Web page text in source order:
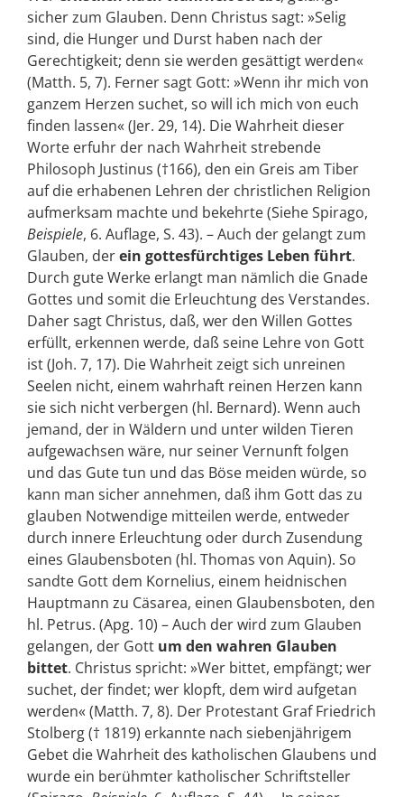
sicher zum Glauben. Denn Christus sagt: »Selig
sind, die Hunger und Durst haben nach der
Gerechtigkeit; denn sie werden gesättigt werden«
(Matth. 5, 7). Ferner sagt Gott: »Wenn ihr mich von
ganzem Herzen suchet, so will ich mich von euch
finden lassen« (Jer. 29, 14). Die Wahrheit dieser
Worte erfuhr der nach Wahrheit strebende
Philosoph Justinus (†166), den ein Greis am Tiber
auf die erhabenen Lehren der christlichen Religion
aufmerksam machte und bekehrte (Siehe Spirago,
Beispiele, 6. Auflage, S. 43). – Auch der gelangt zum
Glauben, derein gottesfürchtiges Leben führt.
Durch gute Werke erlangt man nämlich die Gnade
Gottes und somit die Erleuchtung des Verstandes.
Daher sagt Christus, daß, wer den Willen Gottes
erfüllt, erkennen werde, daß seine Lehre von Gott
ist (Joh. 7, 17). Die Wahrheit zeigt sich unreinen
Seelen nicht, einem wahrhaft reinen Herzen kann
sie sich nicht verbergen (hl. Bernard). Wenn auch
jemand, der in Wäldern und unter wilden Tieren
aufgewachsen wäre, nur seiner Vernunft folgen
und das Gute tun und das Böse meiden würde, so
kann man sicher annehmen, daß ihm Gott das zu
glauben Notwendige mitteilen werde, entweder
durch innere Erleuchtung oder durch Zusendung
eines Glaubensboten (hl. Thomas von Aquin). So
sandte Gott dem Kornelius, einem heidnischen
Hauptmann zu Cäsarea, einen Glaubensboten, den
hl. Petrus. (Apg. 10) – Auch der wird zum Glauben
gelangen, der Gott um den wahren Glauben
bittet. Christus spricht: »Wer bittet, empfängt; wer
suchet, der findet; wer klopft, dem wird aufgetan
werden« (Matth. 7, 8). Der Protestant Graf Friedrich
Stolberg († 1819) erkannte nach siebenjährigem
Gebet die Wahrheit des katholischen Glaubens und
wurde ein berühmter katholischer Schriftsteller